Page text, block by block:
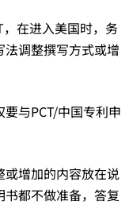
在进入美国时，务
调整撰写方式或增
与PCT/中国专利申
增加的内容放在说
都不做准备，答复